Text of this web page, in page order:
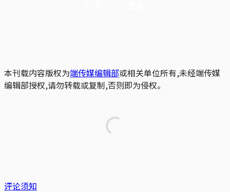
本刊载内容版权为端传媒编辑部或相关单位所有,未经端传媒
编辑部授权,请勿转载或复制,否则即为侵权。
评论须知